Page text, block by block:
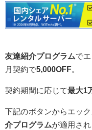
友達紹介プログラムで
月契約で5,000OFF。
契約期間に応じて最大1
下記のボタンからエッ
介プログラムが適用さ